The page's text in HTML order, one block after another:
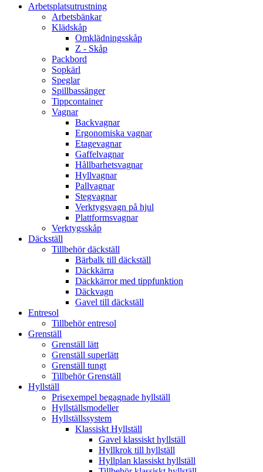
Arbetsplatsutrustning
Arbetsbänkar
Klädskåp
Omklädningsskåp
Z - Skåp
Packbord
Sopkärl
Speglar
Spillbassänger
Tippcontainer
Vagnar
Backvagnar
Ergonomiska vagnar
Etagevagnar
Gaffelvagnar
Hållbarhetsvagnar
Hyllvagnar
Pallvagnar
Stegvagnar
Verktygsvagn på hjul
Plattformsvagnar
Verktygsskåp
Däckställ
Tillbehör däckställ
Bärbalk till däckställ
Däckkärra
Däckkärror med tippfunktion
Däckvagn
Gavel till däckställ
Entresol
Tillbehör entresol
Grenställ
Grenställ lätt
Grenställ superlätt
Grenställ tungt
Tillbehör Grenställ
Hyllställ
Prisexempel begagnade hyllställ
Hyllställsmodeller
Hyllställssystem
Klassiskt Hyllställ
Gavel klassiskt hyllställ
Hyllkrok till hyllställ
Hyllplan klassiskt hyllställ